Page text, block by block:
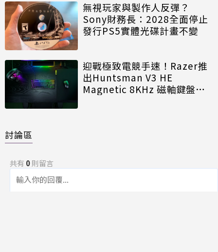
無視玩家與製作人反彈？
Sony財務長：2028全面停止
發行PS5實體光碟計畫不變
迎戰極致電競手速！Razer推
出Huntsman V3 HE
Magnetic 8KHz 磁軸鍵盤效
討論區
共有 0則留言